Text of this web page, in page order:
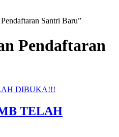
Santri Baru”
Pendaftaran
TELAH